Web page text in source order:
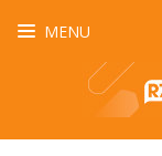
MENU